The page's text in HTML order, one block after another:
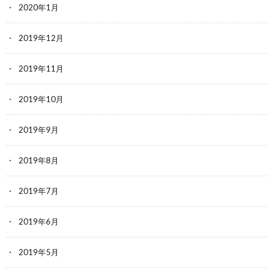
2020年1月
2019年12月
2019年11月
2019年10月
2019年9月
2019年8月
2019年7月
2019年6月
2019年5月